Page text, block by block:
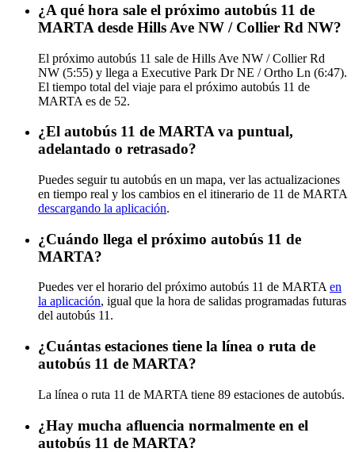
¿A qué hora sale el próximo autobús 11 de
MARTA desde Hills Ave NW / Collier Rd NW?
El próximo autobús 11 sale de Hills Ave NW / Collier Rd
NW (5:55) y llega a Executive Park Dr NE / Ortho Ln (6:47).
El tiempo total del viaje para el próximo autobús 11 de
MARTA es de 52.
¿El autobús 11 de MARTA va puntual,
adelantado o retrasado?
Puedes seguir tu autobús en un mapa, ver las actualizaciones
en tiempo real y los cambios en el itinerario de 11 de MARTA
descargando la aplicación.
¿Cuándo llega el próximo autobús 11 de
MARTA?
Puedes ver el horario del próximo autobús 11 de MARTA en
la aplicación, igual que la hora de salidas programadas futuras
del autobús 11.
¿Cuántas estaciones tiene la línea o ruta de
autobús 11 de MARTA?
La línea o ruta 11 de MARTA tiene 89 estaciones de autobús.
¿Hay mucha afluencia normalmente en el
autobús 11 de MARTA?